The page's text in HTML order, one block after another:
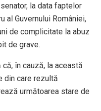
la data faptelor
al Guvernului României,
de complicitate la abuz
de grave.
în cauză, la această
din care rezultă
următoarea stare de